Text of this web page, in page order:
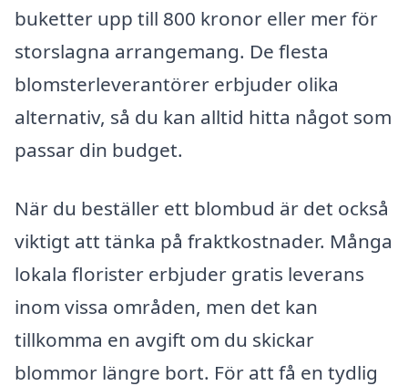
buketter upp till 800 kronor eller mer för
storslagna arrangemang. De flesta
blomsterleverantörer erbjuder olika
alternativ, så du kan alltid hitta något som
passar din budget.
När du beställer ett blombud är det också
viktigt att tänka på fraktkostnader. Många
lokala florister erbjuder gratis leverans
inom vissa områden, men det kan
tillkomma en avgift om du skickar
blommor längre bort. För att få en tydlig